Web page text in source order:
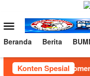
konten
Menu
Mobile
Beranda Berita
Konten Spesial
Wonomerto